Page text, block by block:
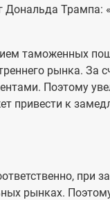
Трампа:
таможенных
рынка. За
Поэтому
привести к
при
рынках.